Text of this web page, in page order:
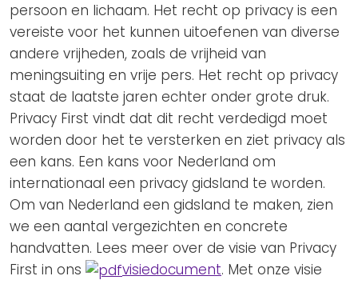
persoon en lichaam. Het recht op privacy is een
vereiste voor het kunnen uitoefenen van diverse
andere vrijheden, zoals de vrijheid van
meningsuiting en vrije pers. Het recht op privacy
staat de laatste jaren echter onder grote druk.
Privacy First vindt dat dit recht verdedigd moet
worden door het te versterken en ziet privacy als
een kans. Een kans voor Nederland om
internationaal een privacy gidsland te worden.
Om van Nederland een gidsland te maken, zien
we een aantal vergezichten en concrete
handvatten. Lees meer over de visie van Privacy
First in ons
visiedocument. Met onze visie